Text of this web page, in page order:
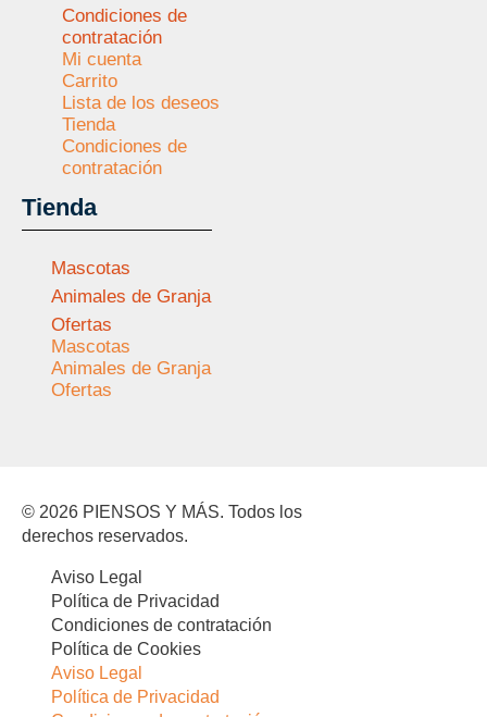
Condiciones de
contratación
Mi cuenta
Carrito
Lista de los deseos
Tienda
Condiciones de
contratación
Tienda
Mascotas
Animales de Granja
Ofertas
Mascotas
Animales de Granja
Ofertas
© 2026 PIENSOS Y MÁS. Todos los
derechos reservados.
Aviso Legal
Política de Privacidad
Condiciones de contratación
Política de Cookies
Aviso Legal
Política de Privacidad